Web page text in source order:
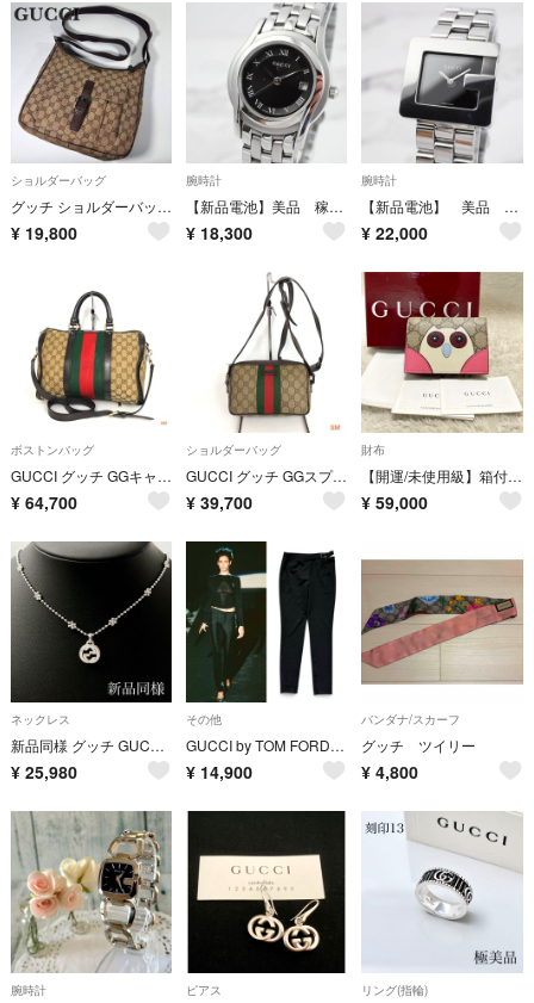
ショルダーバッグ
グッチ ショルダーバッグ 斜め掛け GG柄 GGキャンバス レザー ブラウン
¥ 19,800
腕時計
【新品電池】美品 稼働品 GUCCI グッチ レディース 腕時計 デイト表示
¥ 18,300
腕時計
【新品電池】 美品 稼働品 GUCCI グッチ 男女兼用 腕時計 レクタンギュラー Gモチーフ
¥ 22,000
ボストンバッグ
GUCCI グッチ GGキャンバス シェリーライン ウェブストライプ ボストン
¥ 64,700
ショルダーバッグ
GUCCI グッチ GGスプリーム シェリーライン ショルダーバッグ 斜め掛け
¥ 39,700
財布
【開運/未使用級】箱付 グッチ GGスプリーム フクロウ アニマルミニウォレット
¥ 59,000
ネックレス
新品同様 グッチ GUCCI 925 ネックレス ペンダント シルバー Y044 アクセサリー インターロッキング チェーン
¥ 25,980
その他
GUCCI by TOM FORD 98SS Logo Belt Zip Hem Trousers
¥ 14,900
バンダナ/スカーフ
グッチ ツイリー
¥ 4,800
腕時計 ピアス リング(指輪)